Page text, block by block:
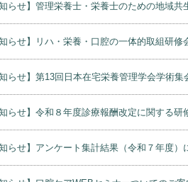
知らせ】管理栄養士・栄養士のための地域
知らせ】リハ・栄養・口腔の一体的取組研修
知らせ】第13回日本在宅栄養管理学会学術
知らせ】令和８年度診療報酬改定に関する研
知らせ】アンケート集計結果（令和７年度）